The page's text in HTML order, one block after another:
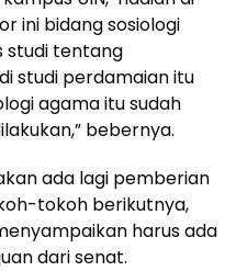
ini bidang sosiologi
studi tentang
studi perdamaian itu
agama itu sudah
bebernya.
ada lagi pemberian
tokoh berikutnya,
harus ada
dari senat.